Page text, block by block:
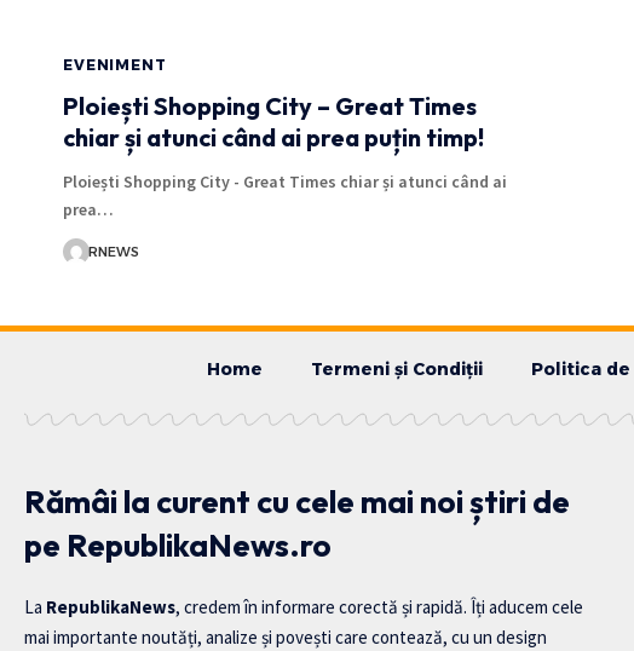
EVENIMENT
Ploiești Shopping City – Great Times
chiar și atunci când ai prea puțin timp!
Ploiești Shopping City - Great Times chiar și atunci când ai
prea…
RNEWS
Home Termeni și Condiții Politica
Rămâi la curent cu cele mai noi știri de
pe RepublikaNews.ro
La RepublikaNews, credem în informare corectă și rapidă. Îți aducem cele
mai importante noutăți, analize și povești care contează, cu un design